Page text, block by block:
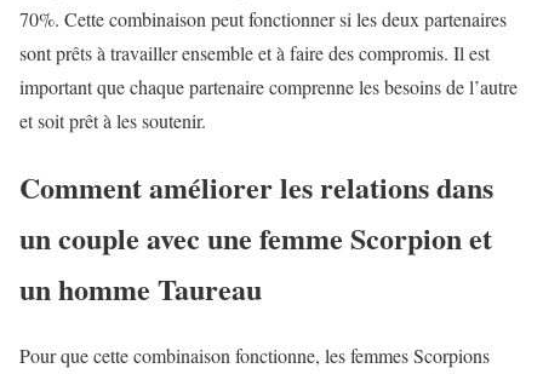
70%. Cette combinaison peut fonctionner si les deux partenaires
sont prêts à travailler ensemble et à faire des compromis. Il est
important que chaque partenaire comprenne les besoins de l’autre
et soit prêt à les soutenir.
Comment améliorer les relations dans
un couple avec une femme Scorpion et
un homme Taureau
Pour que cette combinaison fonctionne, les femmes Scorpions